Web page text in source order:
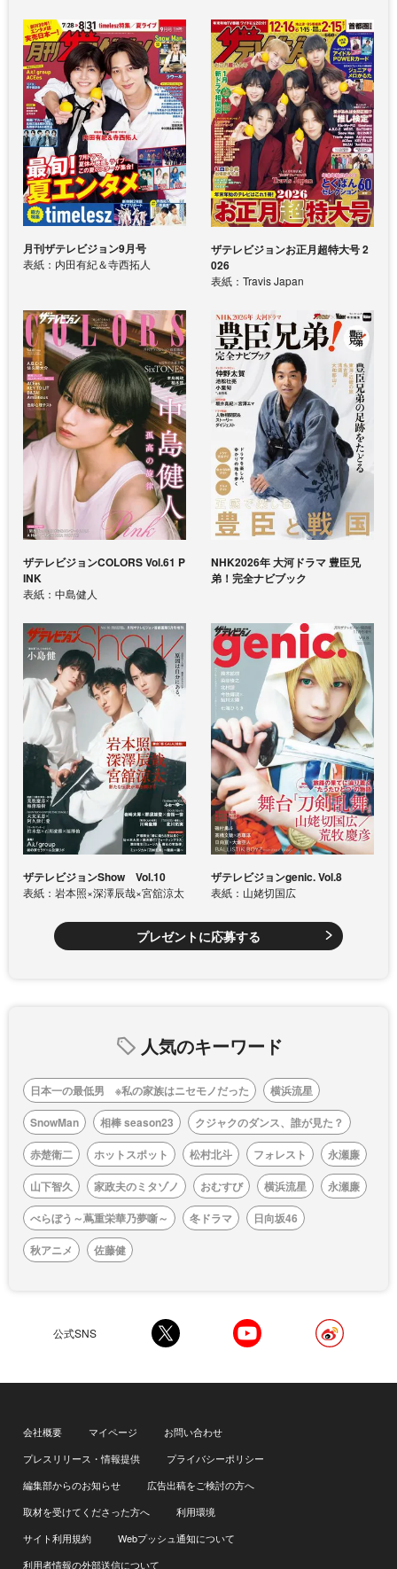
月刊ザテレビジョン9月号
表紙：内田有紀＆寺西拓人
ザテレビジョンお正月超特大号 2
026
表紙：Travis Japan
ザテレビジョンCOLORS Vol.61 P
INK
表紙：中島健人
NHK2026年 大河ドラマ 豊臣兄
弟！完全ナビブック
ザテレビジョンShow Vol.10
表紙：岩本照×深澤辰哉×宮舘涼太
ザテレビジョンgenic. Vol.8
表紙：山姥切国広
プレゼントに応募する
人気のキーワード
日本一の最低男 ※私の家族はニセモノだった
横浜流星
SnowMan
相棒 season23
クジャクのダンス、誰が見た？
赤楚衛二
ホットスポット 松村北斗 フォレスト
永瀬廉
山下智久
家政夫のミタゾノ おむすび 横浜流星
永瀬廉
べらぼう～蔦重栄華乃夢噺～
冬ドラマ
日向坂46
秋アニメ
佐藤健
公式SNS
会社概要 マイページ
お問い合わせ
プレスリリース・情報提供
プライバシーポリシー
編集部からのお知らせ
広告出稿をご検討の方へ
取材を受けてくださった方へ
利用環境
サイト利用規約
Webプッシュ通知について
利用者情報の外部送信について